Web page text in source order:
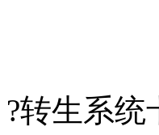
?转生系